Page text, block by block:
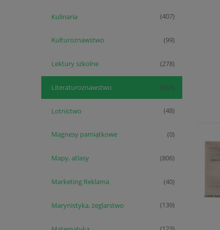
Kulinaria (407)
Kulturoznawstwo (99)
Lektury szkolne (278)
Literaturoznawstwo (663)
Lotnictwo (48)
Magnesy pamiątkowe (0)
Mapy, atlasy (806)
Marketing Reklama (40)
Marynistyka, żeglarstwo (139)